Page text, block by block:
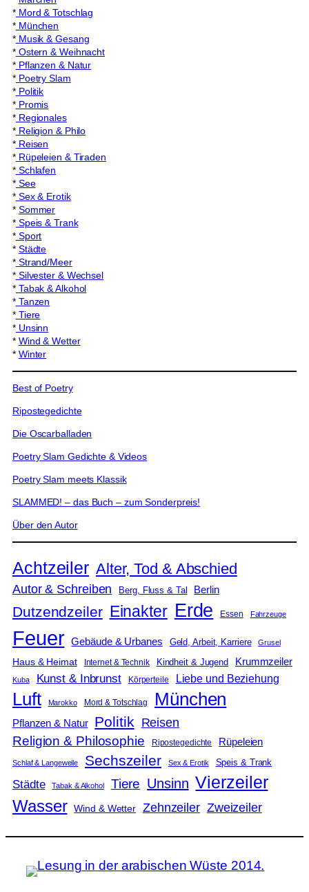
*Mord & Totschlag
*München
*Musik & Gesang
*Ostern & Weihnacht
*Pflanzen & Natur
*Poetry Slam
*Politik
*Promis
*Regionales
*Religion & Philo
*Reisen
*Rüpeleien & Tiraden
*Schlafen
*See
*Sex & Erotik
* Sommer
*Speis & Trank
*Sport
* Städte
*Strand/Meer
*Silvester & Wechsel
*Tabak & Alkohol
*Tanzen
*Tiere
*Unsinn
* Wind & Wetter
* Winter
Best of Poetry
Ripostegedichte
Die Oscarballaden
Poetry Slam Gedichte & Videos
Poetry Slam meets Klassik
SLAMMED! – das Buch – zum Sonderpreis!
Über den Autor
Achtzeiler Alter, Tod & Abschied
Autor & Schreiben Berg, Fluss & Tal Berlin
Dutzendzeiler Einakter Erde Essen Fahrzeuge
Feuer Gebäude & Urbanes Geld, Arbeit, Karriere Grusel
Haus & Heimat Internet & Technik Kindheit & Jugend Krummzeiler
Kuba Kunst & Inbrunst Körperteile Liebe und Beziehung
Luft Marokko Mord & Totschlag München
Pflanzen & Natur Politik Reisen
Religion & Philosophie Ripostegedichte Rüpeleien
Schlaf & Langeweile Sechszeiler Sex & Erotik Speis & Trank
Städte Tabak & Alkohol Tiere Unsinn Vierzeiler
Wasser Wind & Wetter Zehnzeiler Zweizeiler